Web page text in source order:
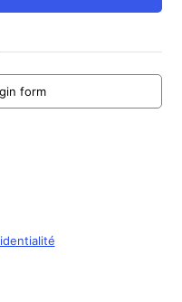
form